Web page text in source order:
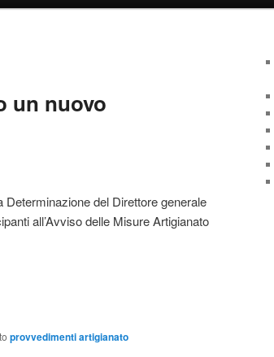
un nuovo
del Direttore generale
all’Avviso delle Misure Artigianato
provvedimenti artigianato